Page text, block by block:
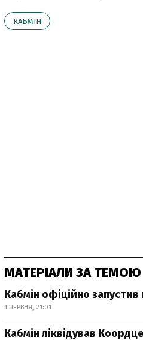
КАБМІН
МАТЕРІАЛИ ЗА ТЕМОЮ
Кабмін офіційно
1 ЧЕРВНЯ, 21:01
Кабмін ліквідував